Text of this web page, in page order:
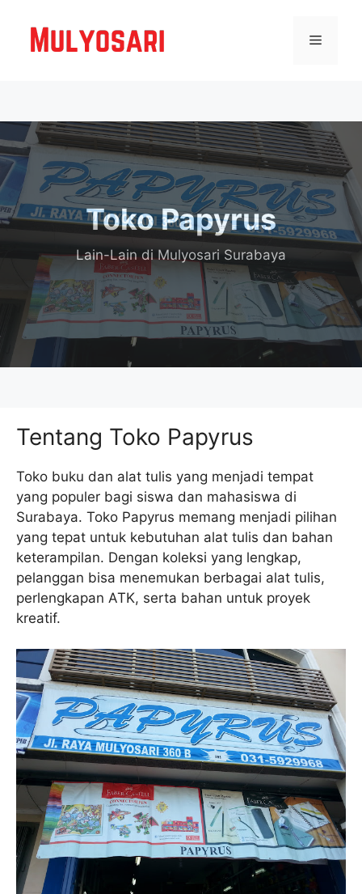
Menu
Toko Papyrus
Lain-Laindi Mulyosari Surabaya
Tentang Toko Papyrus
Toko buku dan alat tulis yang menjadi tempat
yang populer bagi siswa dan mahasiswa di
Surabaya. Toko Papyrus memang menjadi pilihan
yang tepat untuk kebutuhan alat tulis dan bahan
keterampilan. Dengan koleksi yang lengkap,
pelanggan bisa menemukan berbagai alat tulis,
perlengkapan ATK, serta bahan untuk proyek
kreatif.